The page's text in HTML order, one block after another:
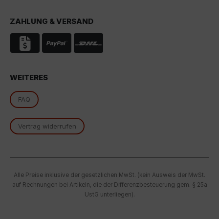
ZAHLUNG & VERSAND
WEITERES
FAQ
Vertrag widerrufen
Alle Preise inklusive der gesetzlichen MwSt. (kein Ausweis der MwSt.
auf Rechnungen bei Artikeln, die der Differenzbesteuerung gem. § 25a
UstG unterliegen).
oben beschriebene Übertragung nicht statt.